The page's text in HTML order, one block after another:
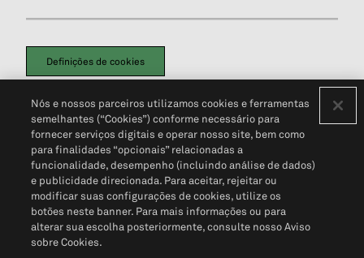
Definições de cookies
Política de PrivacidadePortal de privacidade do cliente (em inglês)
Não Venda Minhas Informações Pessoais© 2026 S&P Global
Nós e nossos parceiros utilizamos cookies e ferramentas
semelhantes (“Cookies”) conforme necessário para
fornecer serviços digitais e operar nosso site, bem como
para finalidades “opcionais” relacionadas a
funcionalidade, desempenho (incluindo análise de dados)
e publicidade direcionada. Para aceitar, rejeitar ou
modificar suas configurações de cookies, utilize os
botões neste banner. Para mais informações ou para
alterar sua escolha posteriormente, consulte nosso Aviso
sobre Cookies.